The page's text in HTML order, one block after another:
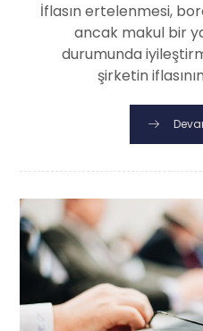
İflasın ertelenmesi,
ancak makul bir
durumunda
şirketin